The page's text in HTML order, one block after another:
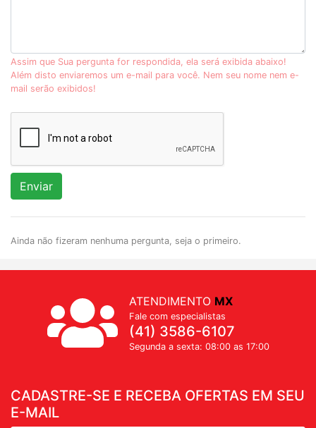
Assim que Sua pergunta for respondida, ela será exibida abaixo!
Além disto enviaremos um e-mail para você. Nem seu nome nem e-
mail serão exibidos!
Enviar
Ainda não fizeram nenhuma pergunta, seja o primeiro.
CADASTRE-SE E RECEBA OFERTAS EM SEU
E-MAIL
ATENDIMENTO MX
Fale com especialistas
(41) 3586-6107
Segunda a sexta: 08:00 as 17:00